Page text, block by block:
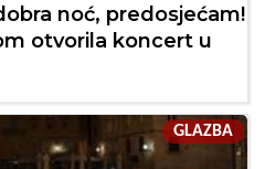
noć, predosjećam!
otvorila koncert u
GLAZBA